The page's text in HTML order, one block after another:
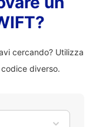
cercando? Utilizza
diverso.